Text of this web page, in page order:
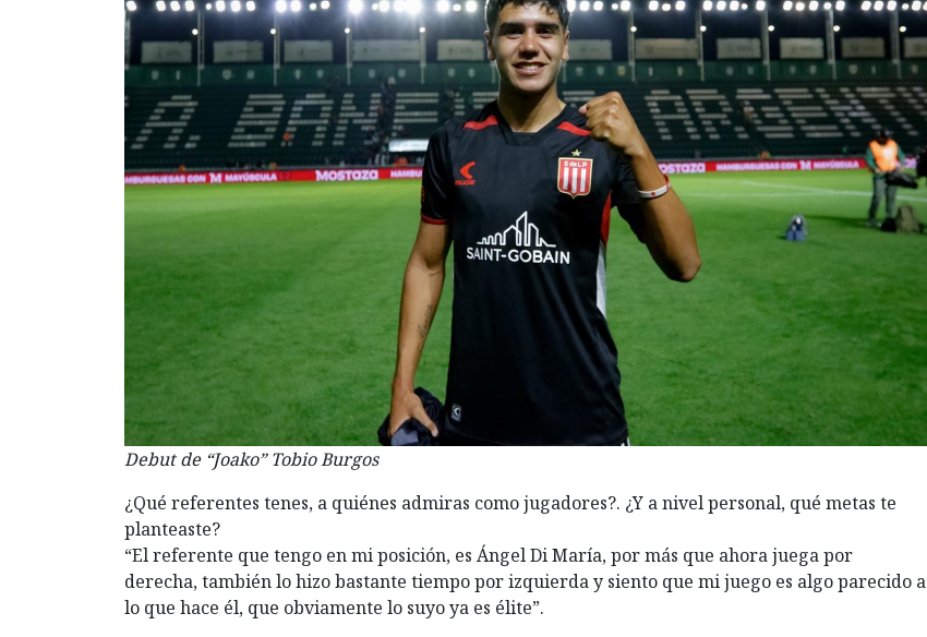
Debut de “Joako” Tobio Burgos
¿Qué referentes tenes, a quiénes admiras como jugadores?. ¿Y a nivel personal, qué metas te
planteaste?
“El referente que tengo en mi posición, es Ángel Di María, por más que ahora juega por
derecha, también lo hizo bastante tiempo por izquierda y siento que mi juego es algo parecido a
lo que hace él, que obviamente lo suyo ya es élite”.